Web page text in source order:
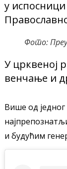
у
Фото:
У црквеној
венчање и
Више од
и будућим